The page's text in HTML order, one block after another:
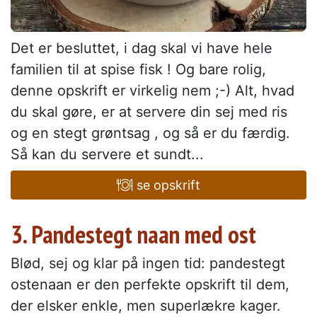
Det er besluttet, i dag skal vi have hele
familien til at spise fisk ! Og bare rolig,
denne opskrift er virkelig nem ;-) Alt, hvad
du skal gøre, er at servere din sej med ris
og en stegt grøntsag , og så er du færdig.
Så kan du servere et sundt...
se opskrift
3. Pandestegt naan med ost
Blød, sej og klar på ingen tid: pandestegt
ostenaan er den perfekte opskrift til dem,
der elsker enkle, men superlækre kager.